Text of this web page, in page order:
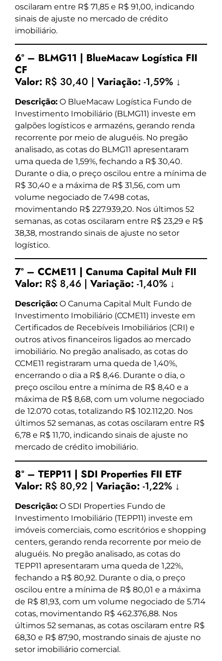
oscilaram entre R$ 71,85 e R$ 91,00, indicando
sinais de ajuste no mercado de crédito
imobiliário.
6º – BLMG11 | BlueMacaw Logística FII
CF
Valor: R$ 30,40 | Variação: -1,59% ↓
Descrição: O BlueMacaw Logística Fundo de
Investimento Imobiliário (BLMG11) investe em
galpões logísticos e armazéns, gerando renda
recorrente por meio de aluguéis. No pregão
analisado, as cotas do BLMG11 apresentaram
uma queda de 1,59%, fechando a R$ 30,40.
Durante o dia, o preço oscilou entre a mínima de
R$ 30,40 e a máxima de R$ 31,56, com um
volume negociado de 7.498 cotas,
movimentando R$ 227.939,20. Nos últimos 52
semanas, as cotas oscilaram entre R$ 23,29 e R$
38,38, mostrando sinais de ajuste no setor
logístico.
7º – CCME11 | Canuma Capital Mult FII
Valor: R$ 8,46 | Variação: -1,40% ↓
Descrição: O Canuma Capital Mult Fundo de
Investimento Imobiliário (CCME11) investe em
Certificados de Recebíveis Imobiliários (CRI) e
outros ativos financeiros ligados ao mercado
imobiliário. No pregão analisado, as cotas do
CCME11 registraram uma queda de 1,40%,
encerrando o dia a R$ 8,46. Durante o dia, o
preço oscilou entre a mínima de R$ 8,40 e a
máxima de R$ 8,68, com um volume negociado
de 12.070 cotas, totalizando R$ 102.112,20. Nos
últimos 52 semanas, as cotas oscilaram entre R$
6,78 e R$ 11,70, indicando sinais de ajuste no
mercado de crédito imobiliário.
8º – TEPP11 | SDI Properties FII ETF
Valor: R$ 80,92 | Variação: -1,22% ↓
Descrição: O SDI Properties Fundo de
Investimento Imobiliário (TEPP11) investe em
imóveis comerciais, como escritórios e shopping
centers, gerando renda recorrente por meio de
aluguéis. No pregão analisado, as cotas do
TEPP11 apresentaram uma queda de 1,22%,
fechando a R$ 80,92. Durante o dia, o preço
oscilou entre a mínima de R$ 80,01 e a máxima
de R$ 81,93, com um volume negociado de 5.714
cotas, movimentando R$ 462.376,88. Nos
últimos 52 semanas, as cotas oscilaram entre R$
68,30 e R$ 87,90, mostrando sinais de ajuste no
setor imobiliário comercial.